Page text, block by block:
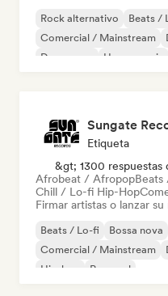
Rock alternativo Beats /
Comercial / Mainstream
Dream pop
House music
Sungate
Etiqueta
&gt; 1300 respuestas
Afrobeat / Afropop
Chill / Lo-fi Hip-Hop
Firmar artistas o lanzar su
Beats / Lo-fi Bossa nova
Comercial / Mainstream
Hip-hop
Pop soul